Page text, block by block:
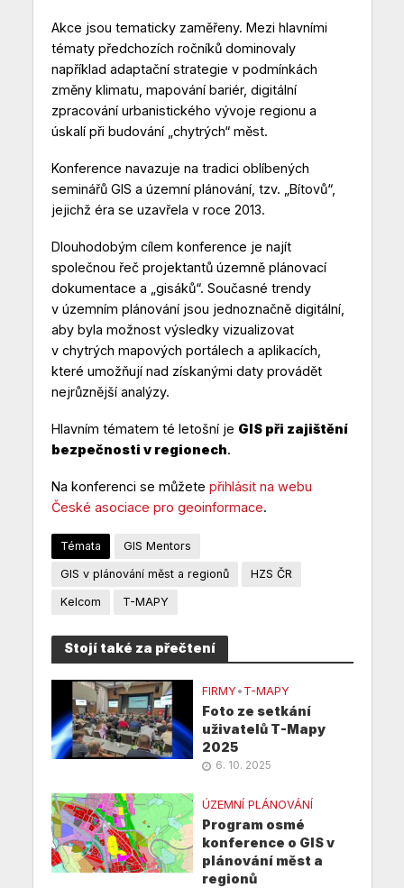
Akce jsou tematicky zaměřeny. Mezi hlavními
tématy předchozích ročníků dominovaly
například adaptační strategie v podmínkách
změny klimatu, mapování bariér, digitální
zpracování urbanistického vývoje regionu a
úskalí při budování „chytrých“ měst.
Konference navazuje na tradici oblíbených
seminářů GIS a územní plánování, tzv. „Bítovů“,
jejichž éra se uzavřela v roce 2013.
Dlouhodobým cílem konference je najít
společnou řeč projektantů územně plánovací
dokumentace a „gisáků“. Současné trendy
v územním plánování jsou jednoznačně digitální,
aby byla možnost výsledky vizualizovat
v chytrých mapových portálech a aplikacích,
které umožňují nad získanými daty provádět
nejrůznější analýzy.
Hlavním tématem té letošní je GIS při zajištění
bezpečnosti v regionech.
Na konferenci se můžete přihlásit na webu
České asociace pro geoinformace.
Témata GIS Mentors
GIS v plánování měst a regionů HZS ČR
Kelcom T-MAPY
Stojí také za přečtení
FIRMY • T-MAPY
Foto ze setkání
uživatelů T-Mapy
2025
6. 10. 2025
ÚZEMNÍ PLÁNOVÁNÍ
Program osmé
konference o GIS v
plánování měst a
regionů